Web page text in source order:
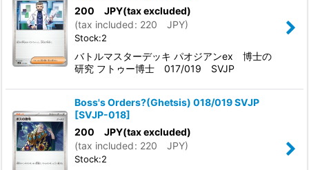
200 JPY(tax excluded)
(tax included: 220 JPY)
Stock:2
バトルマスターデッキ パオジアンex 博士の
研究 フトゥー博士 017/019 SVJP
Boss's Orders?(Ghetsis) 018/019 SVJP
[SVJP-018]
200 JPY(tax excluded)
(tax included: 220 JPY)
Stock:2